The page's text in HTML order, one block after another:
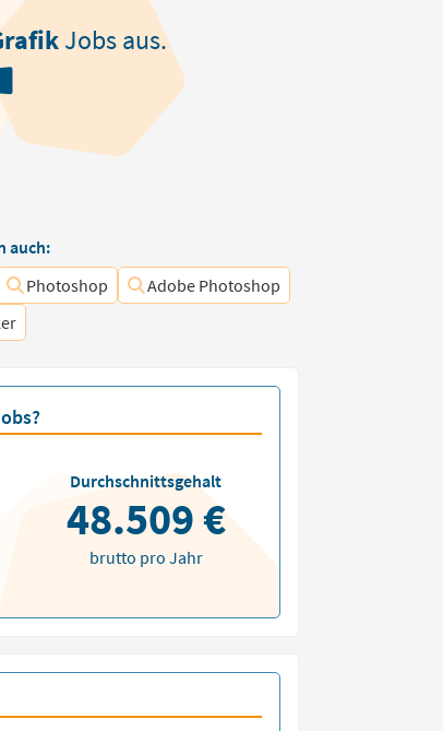
Jobs aus.
auch:
Photoshop
Adobe Photoshop
Durchschnittsgehalt
48.509 €
brutto pro Jahr